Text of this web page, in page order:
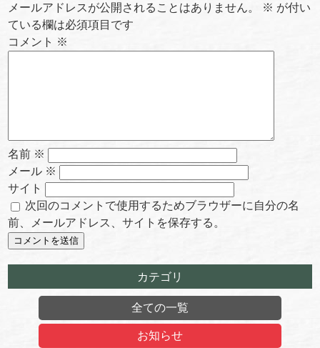
メールアドレスが公開されることはありません。 ※ が付い
ている欄は必須項目です
コメント ※
名前 ※
メール ※
サイト
次回のコメントで使用するためブラウザーに自分の名
前、メールアドレス、サイトを保存する。
カテゴリ
全ての一覧
お知らせ